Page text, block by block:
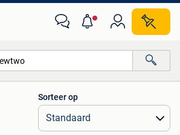
Alle afstanden…
Sorteer op